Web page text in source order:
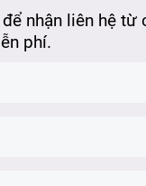
nhận liên hệ từ
phí.